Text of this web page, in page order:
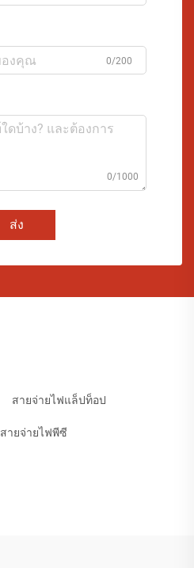
0/200
0/1000
ส่ง
สายจ่ายไฟแล็ปท็อป
สายจ่ายไฟพีซี